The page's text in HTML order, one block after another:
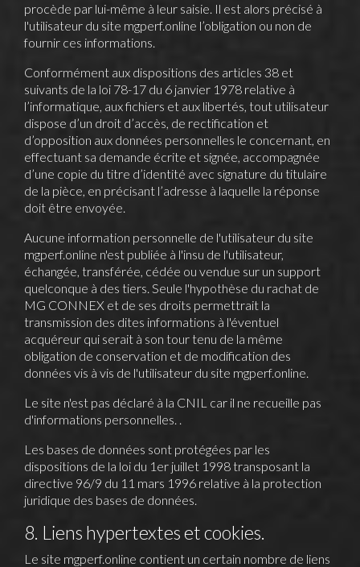
procède par lui-même à leur saisie. Il est alors précisé à
l'utilisateur du site mgperf.online l’obligation ou non de
fournir ces informations.
Conformément aux dispositions des articles 38 et
suivants de la loi 78-17 du 6 janvier 1978 relative à
l’informatique, aux fichiers et aux libertés, tout utilisateur
dispose d’un droit d’accès, de rectification et
d’opposition aux données personnelles le concernant, en
effectuant sa demande écrite et signée, accompagnée
d’une copie du titre d’identité avec signature du titulaire
de la pièce, en précisant l’adresse à laquelle la réponse
doit être envoyée.
Aucune information personnelle de l'utilisateur du site
mgperf.online n'est publiée à l'insu de l'utilisateur,
échangée, transférée, cédée ou vendue sur un support
quelconque à des tiers. Seule l'hypothèse du rachat de
MG CONNEX et de ses droits permettrait la
transmission des dites informations à l'éventuel
acquéreur qui serait à son tour tenu de la même
obligation de conservation et de modification des
données vis à vis de l'utilisateur du site mgperf.online.
Le site n'est pas déclaré à la CNIL car il ne recueille pas
d'informations personnelles. .
Les bases de données sont protégées par les
dispositions de la loi du 1er juillet 1998 transposant la
directive 96/9 du 11 mars 1996 relative à la protection
juridique des bases de données.
8. Liens hypertextes et cookies.
Le site mgperf.online contient un certain nombre de liens